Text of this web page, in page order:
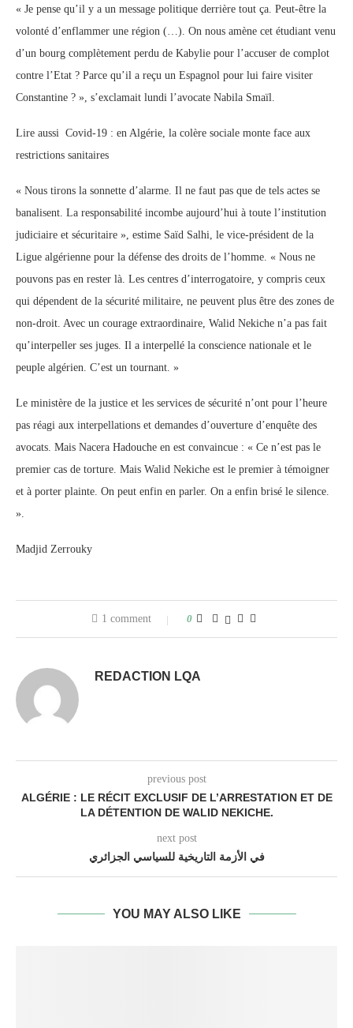
« Je pense qu’il y a un message politique derrière tout ça. Peut-être la
volonté d’enflammer une région (…). On nous amène cet étudiant venu
d’un bourg complètement perdu de Kabylie pour l’accuser de complot
contre l’Etat ? Parce qu’il a reçu un Espagnol pour lui faire visiter
Constantine ? », s’exclamait lundi l’avocate Nabila Smaïl.
Lire aussi Covid-19 : en Algérie, la colère sociale monte face aux
restrictions sanitaires
« Nous tirons la sonnette d’alarme. Il ne faut pas que de tels actes se
banalisent. La responsabilité incombe aujourd’hui à toute l’institution
judiciaire et sécuritaire », estime Saïd Salhi, le vice-président de la
Ligue algérienne pour la défense des droits de l’homme. « Nous ne
pouvons pas en rester là. Les centres d’interrogatoire, y compris ceux
qui dépendent de la sécurité militaire, ne peuvent plus être des zones de
non-droit. Avec un courage extraordinaire, Walid Nekiche n’a pas fait
qu’interpeller ses juges. Il a interpellé la conscience nationale et le
peuple algérien. C’est un tournant. »
Le ministère de la justice et les services de sécurité n’ont pour l’heure
pas réagi aux interpellations et demandes d’ouverture d’enquête des
avocats. Mais Nacera Hadouche en est convaincue : « Ce n’est pas le
premier cas de torture. Mais Walid Nekiche est le premier à témoigner
et à porter plainte. On peut enfin en parler. On a enfin brisé le silence.
».
Madjid Zerrouky
1 comment 0
REDACTION LQA
previous post
ALGÉRIE : LE RÉCIT EXCLUSIF DE L’ARRESTATION ET DE
LA DÉTENTION DE WALID NEKICHE.
next post
في الأزمة التاريخية للسياسي الجزائري
YOU MAY ALSO LIKE